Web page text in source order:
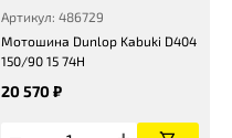
Артикул: 486729
Мотошина Dunlop Kabuki D404
150/90 15 74H
20 570 ₽